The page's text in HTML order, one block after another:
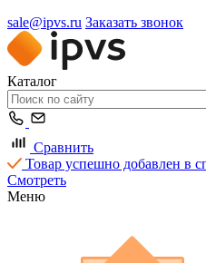
sale@ipvs.ru Заказать звонок
Каталог
Сравнить
Товар успешно добавлен в
Смотреть
Меню